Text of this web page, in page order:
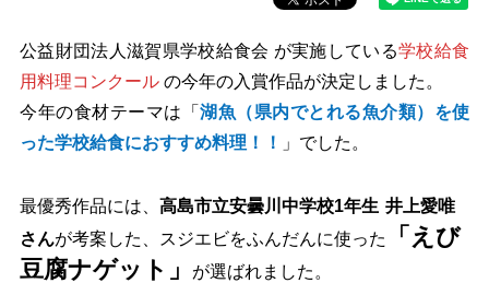
公益財団法人 滋賀県学校給食会 が実施している学校給食
用料理コンクール の今年の入賞作品が決定しました。
今年の食材テーマは「 湖魚（県内でとれる魚介類）を使
った学校給食におすすめ料理！！
」 でした。
最優秀作品には、 高島市立安曇川中学校1年生 井上愛唯
さんが考案した、スジエビをふんだんに使った
「えび
豆腐ナゲット」
が選ばれました。